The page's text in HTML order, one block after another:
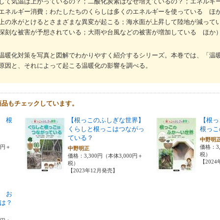
ネルギー消費；わたしたちのくらしは多くのエネルギーを使っている ほ
氷がとけるとさまざまな異変が起こる；海水面が上昇して陸地が減って
刻な被害が予想されている；大雨や台風などの被害が増加している ほか
暖化対策を写真と図解でわかりやすく紹介するシリーズ。本巻では、「温
と、それによって起こる温暖化の影響を調べる。
もチェックしています。
根
＋
【根っこのふしぎな世界】
くらしと根っこはつながっ
ている？
中野明正
価格：3,300円（本体3,000円＋
税）
【2023年12月発売】
【根
根っ
中野
価格：
税）
【2024
お
？